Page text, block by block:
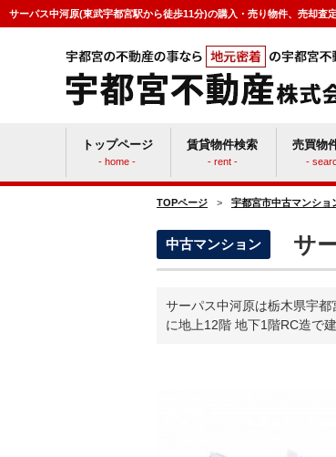
サーパス中河原(東武宇都宮駅から徒歩11分)の購入・売り物件、売却査
トップページ
- home -
賃貸物件検索
- rent -
売買物
-
賃貸vs持ち家TOPページ > 宇都宮市中古マンショ
中古マンション サ
サーパス中河原は栃木県宇
に地上12階 地下1階RC造で